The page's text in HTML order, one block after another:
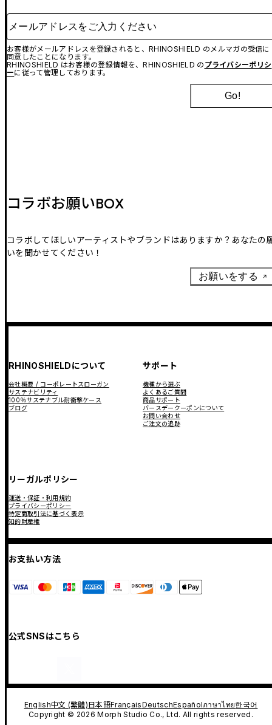
メールアドレスをご入力ください
お客様がメールアドレスを登録されると、RHINOSHIELD のメルマガの受信に
同意したことになります。
RHINOSHIELD はお客様の登録情報を、RHINOSHIELD の プライバシーポリシ
ーに従って管理しております。
Go!
コラボお願いBOX
コラボしてほしいアーティストやブランドはありますか？あなたの
いを聞かせてください！
お願いをする
RHINOSHIELDについて
会社概要 / コーポレートスローガン
サステナビリティ
100％サステナブル耐衝撃ケース
ブログ
サポート
機種から選ぶ
よくあるご質問
商品サポート
バースデークーポンについて
お問い合わせ
ご注文の追跡
リーガルポリシー
運送・保証・利用規約
プライバシーポリシー
特定商取引法に基づく表示
知的財産権
お支払い方法
公式SNSはこちら
English中文 (繁體)日本語FrançaisDeutschEspañolภาษาไทย한국어
Copyright © 2026 Morph Studio Co., Ltd. All rights reserved.